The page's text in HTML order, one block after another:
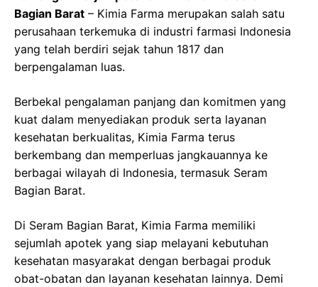
Bagian Barat – Kimia Farma merupakan salah satu
perusahaan terkemuka di industri farmasi Indonesia
yang telah berdiri sejak tahun 1817 dan
berpengalaman luas.
Berbekal pengalaman panjang dan komitmen yang
kuat dalam menyediakan produk serta layanan
kesehatan berkualitas, Kimia Farma terus
berkembang dan memperluas jangkauannya ke
berbagai wilayah di Indonesia, termasuk Seram
Bagian Barat.
Di Seram Bagian Barat, Kimia Farma memiliki
sejumlah apotek yang siap melayani kebutuhan
kesehatan masyarakat dengan berbagai produk
obat-obatan dan layanan kesehatan lainnya. Demi